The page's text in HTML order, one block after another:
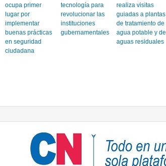
ocupa primer
lugar por
implementar
buenas prácticas
en seguridad
ciudadana
tecnología para
revolucionar las
instituciones
gubernamentales
realiza visitas
guiadas a plantas
de tratamiento de
agua potable y de
aguas residuales